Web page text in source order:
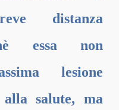
distanza
essa non
lesione
salute, ma